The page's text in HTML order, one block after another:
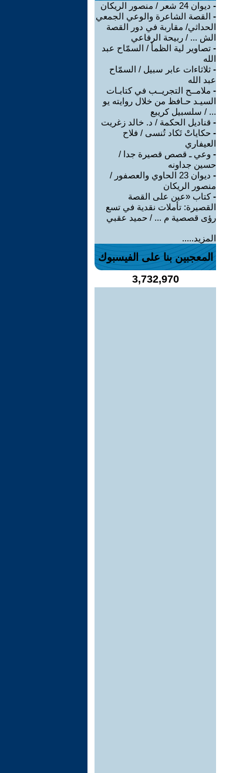
- ديوان 24 شعر / منصور الريكان
- القصة الشاعرة والوعي الجمعي
الحداثي/ مقاربة في دور القصة
الش ... / ربيحة الرفاعي
- تصاوير لية الظمأ / السمّاح عبد
الله
- ثلاثاءات عابر سبيل / السمّاح
عبد الله
- ملامــح التجريــب في كتابـات
السيـد حـافظ من خلال روايته يو
... / سلسبيل كريبع
- قناديل الحكمة / د. خالد زغريت
- حكاياتْ تَكاد تُنسى / فلاح
العيفاري
- وعي ـ قصص قصيرة جدا /
حسين جداونه
-
ديوان 23 الحاوي والعصفور /
منصور الريكان
-كتاب «عين على القصة
القصيرة: تأملات نقدية في تسع
رؤى قصصية م ... / حميد عقبي
المزيد.....
المعجبين بنا على الفيسبوك
3,732,970